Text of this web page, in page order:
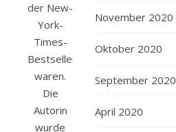
der New-
York-
Times-
Bestsellerliste
waren.
Die
Autorin
wurde
November 2020
Oktober 2020
September 2020
April 2020